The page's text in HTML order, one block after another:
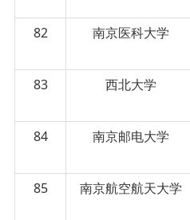
82
南京医科大学
83
西北大学
84
南京邮电大学
85
南京航空航天大学